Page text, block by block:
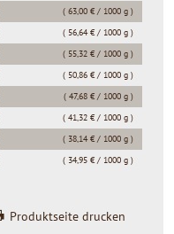
( 63,00 € / 1000 g )
( 56,64 € / 1000 g )
( 55,32 € / 1000 g )
( 50,86 € / 1000 g )
( 47,68 € / 1000 g )
( 41,32 € / 1000 g )
( 38,14 € / 1000 g )
( 34,95 € / 1000 g )
Produktseite drucken